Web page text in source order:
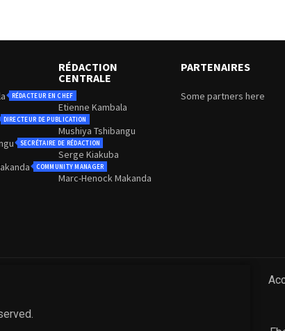
RÉDACTEUR EN CHEF
DIRECTEUR DE PUBLICATION
SECRÉTAIRE DE RÉDACTION
COMMUNITY MANAGER
RÉDACTION
CENTRALE
Etienne Kambala
Mushiya Tshibangu
Serge Kiakuba
Marc-Henock Makanda
PARTENAIRES
Some partners here